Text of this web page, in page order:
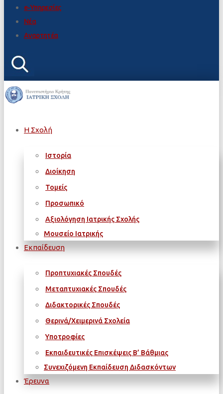
e-Υπηρεσίες
Νέα
Αναρτητέα
Η Σχολή
Ιστορία
Διοίκηση
Τομείς
Προσωπικό
Αξιολόγηση Ιατρικής Σχολής
Μουσείο Ιατρικής
Εκπαίδευση
Προπτυχιακές Σπουδές
Μεταπτυχιακές Σπουδές
Διδακτορικές Σπουδές
Θερινά/Χειμερινά Σχολεία
Υποτροφίες
Εκπαιδευτικές Επισκέψεις Β’ Βάθμιας
Συνεχιζόμενη Εκπαίδευση Διδασκόντων
Έρευνα